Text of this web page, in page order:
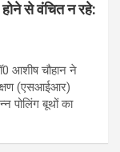
होने से वंचित न रहे:
आशीष चौहान ने
(एसआईआर)
पोलिंग बूथों का